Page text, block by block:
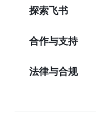
探索飞书
合作与支持
法律与合规